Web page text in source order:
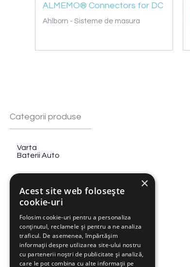
ALMEMO® Connectors for DC
Ahlborn - Sisteme de masura
Categorii produse
Varta
Baterii Auto
Atlas Ametek
Simulare solara
Vibration Research
Controlere de vibratii
×
Acest site web folosește
cookie-uri
Folosim cookie-uri pentru a personaliza
conținutul, reclamele și pentru a ne analiza
traficul. De asemenea, împărtășim
informații despre utilizarea site-ului nostru
cu partenerii noștri de publicitate și analiză,
care le pot combina cu alte informații pe